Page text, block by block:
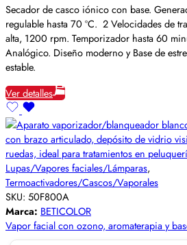
Secador de casco iónico con base.
regulable hasta 70 ºC. 2 Velocidades de
alta, 1200 rpm. Temporizador hasta 60
Analógico. Diseño moderno y Base de
estable.
Ver detalles
Lupas/Vapores faciales/Lámparas,
Termoactivadores/Cascos/Vaporales
SKU: 50F800A
Marca: BETICOLOR
Vapor facial con ozono, aromaterapia y